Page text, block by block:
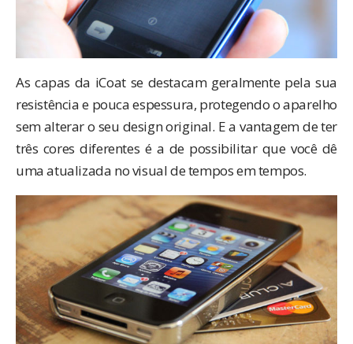
As capas da iCoat se destacam geralmente pela sua
resistência e pouca espessura, protegendo o aparelho
sem alterar o seu design original. E a vantagem de ter
três cores diferentes é a de possibilitar que você dê
uma atualizada no visual de tempos em tempos.